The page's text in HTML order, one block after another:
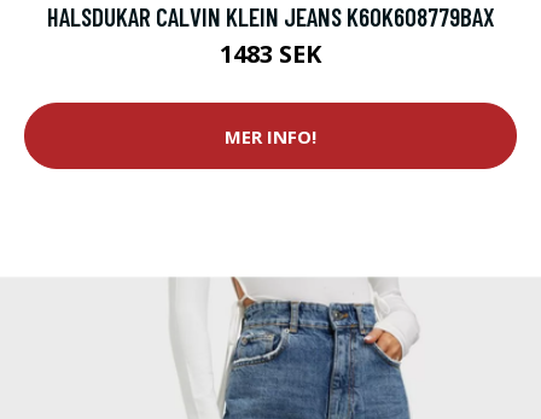
HALSDUKAR CALVIN KLEIN JEANS K60K608779BAX
1483 SEK
MER INFO!